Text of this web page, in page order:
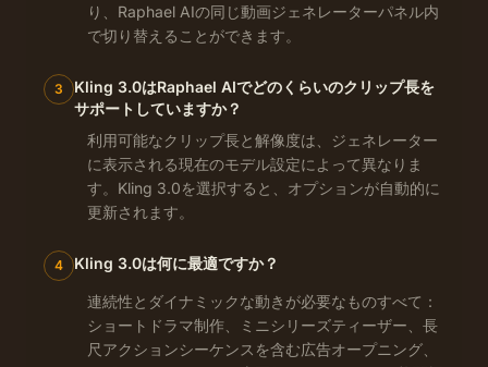
り、Raphael AIの同じ動画ジェネレーターパネル内
で切り替えることができます。
3
Kling 3.0はRaphael AIでどのくらいのクリップ長を
サポートしていますか？
利用可能なクリップ長と解像度は、ジェネレーター
に表示される現在のモデル設定によって異なりま
す。Kling 3.0を選択すると、オプションが自動的に
更新されます。
4 Kling 3.0は何に最適ですか？
連続性とダイナミックな動きが必要なものすべて：
ショートドラマ制作、ミニシリーズティーザー、長
尺アクションシーケンスを含む広告オープニング、